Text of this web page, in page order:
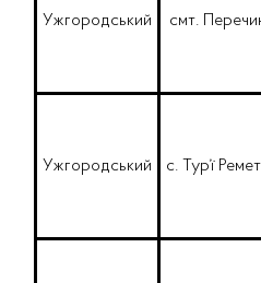
Ужгородський смт.
Ужгородський с. Тур’ї